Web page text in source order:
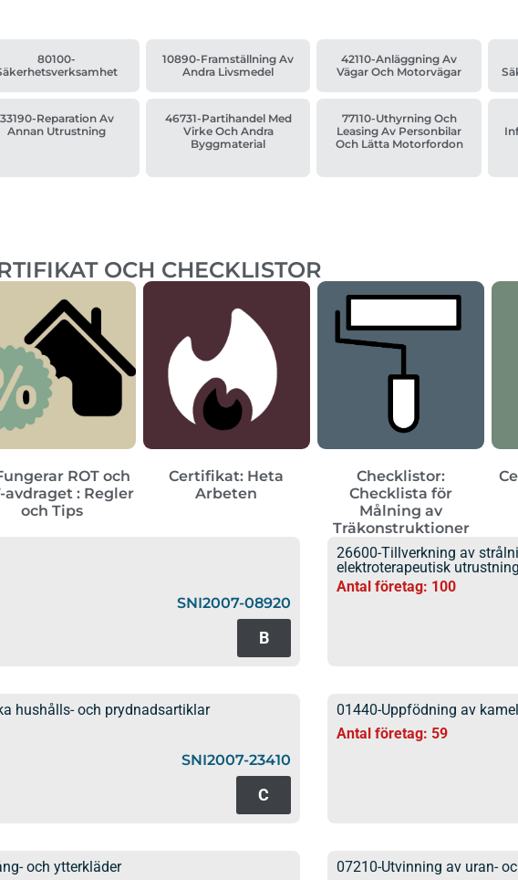
80100-
10890-Framställning Av
Andra Livsmedel
42110-Anläggning Av
Vägar Och Motorvägar
33190-Reparation Av
Annan Utrustning
46731-Partihandel Med
Virke Och Andra
Byggmaterial
77110-Uthyrning Och
Leasing Av Personbilar
Och Lätta Motorfordon
OCH CHECKLISTOR
ROT och
avdraget : Regler
och Tips
Certifikat: Heta
Arbeten
Checklistor:
Checklista för
Målning av
Träkonstruktioner
SNI2007-08920
B
26600-Tillverkning av
elektroterapeutisk utrustning
Antal företag: 100
hushålls- och prydnadsartiklar
SNI2007-23410
C
01440-Uppfödning av
Antal företag: 59
och ytterkläder 07210-Utvinning av uran-